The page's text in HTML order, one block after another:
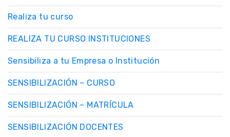
Realiza tu curso
REALIZA TU CURSO INSTITUCIONES
Sensibiliza a tu Empresa o Institución
SENSIBILIZACIÓN – CURSO
SENSIBILIZACIÓN – MATRÍCULA
SENSIBILIZACIÓN DOCENTES